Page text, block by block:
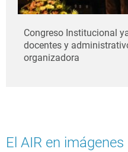
Congreso Institucional
docentes y
organizadora
El AIR en imágenes